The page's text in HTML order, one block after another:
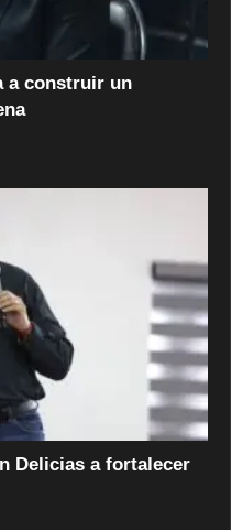
a construir un
Delicias a fortalecer